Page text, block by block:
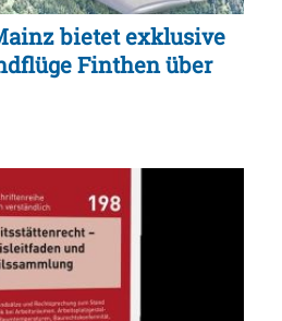
bietet exklusive
Finthen über